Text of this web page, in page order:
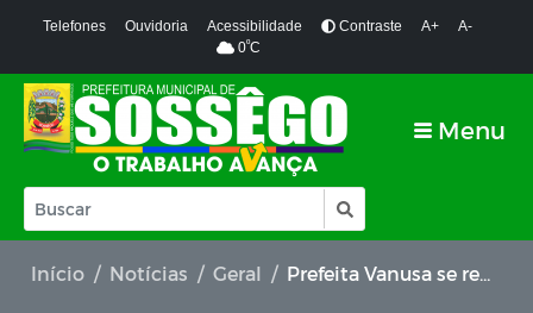
Telefones Ouvidoria Acessibilidade Contraste A+
A-
0ºC
Menu
Início Notícias Geral Prefeita Vanusa se reúne com equipes para alinhar melhorias para os garis